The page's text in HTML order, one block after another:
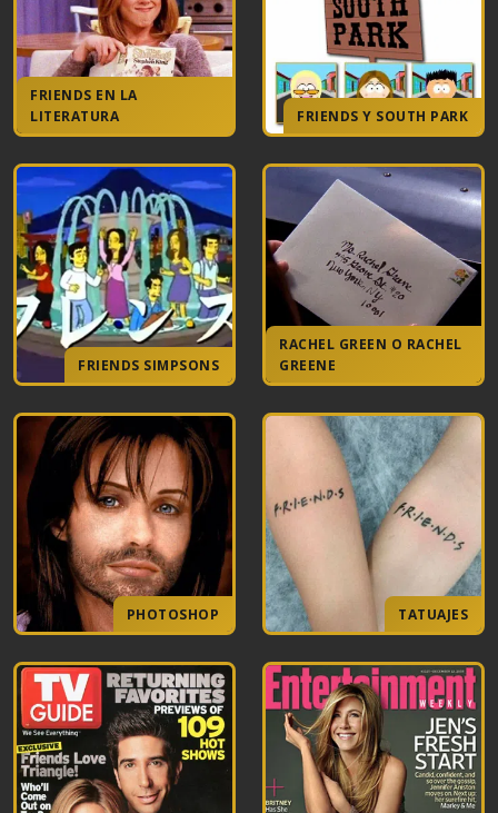
FRIENDS EN LA
LITERATURA
FRIENDS Y SOUTH PARK
FRIENDS SIMPSONS
RACHEL GREEN O RACHEL
GREENE
PHOTOSHOP TATUAJES